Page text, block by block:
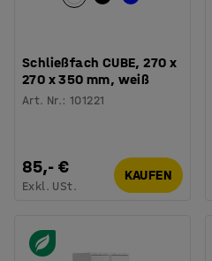
Schließfach CUBE, 270 x
270 x 350 mm, weiß
Art. Nr.:101221
85,- €
Exkl. USt.
KAUFEN